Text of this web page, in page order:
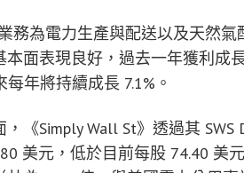
業務為電力生產與配送以及天然
面表現良好，過去一年獲利成
年將持續成長 7.1%。
《Simply Wall St》透過其
美元，低於目前每股 74.40 美